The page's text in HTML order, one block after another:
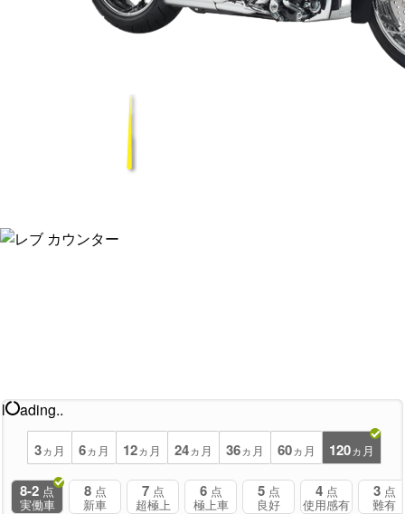
l ading..
3ヵ月 6ヵ月 12ヵ月 24ヵ月 36ヵ月 60ヵ月 120ヵ月
8-2 点
実働車
8 点
新車
7 点
超極上
6 点
極上車
5 点
良好
4 点
使用感有
3 点
難有